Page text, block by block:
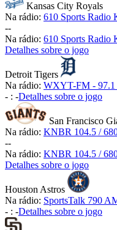
Kansas City Royals
Na rádio: 610 Sports Radio
--
Na rádio: 610 Sports Radio
Detalhes sobre o jogo
Detroit Tigers
Na rádio: WXYT-FM - 97.1
- : -Detalhes sobre o jogo
San Francisco
Na rádio: KNBR 104.5 /
--
Na rádio: KNBR 104.5 /
Detalhes sobre o jogo
Houston Astros
Na rádio: SportsTalk 790
- : -Detalhes sobre o jogo